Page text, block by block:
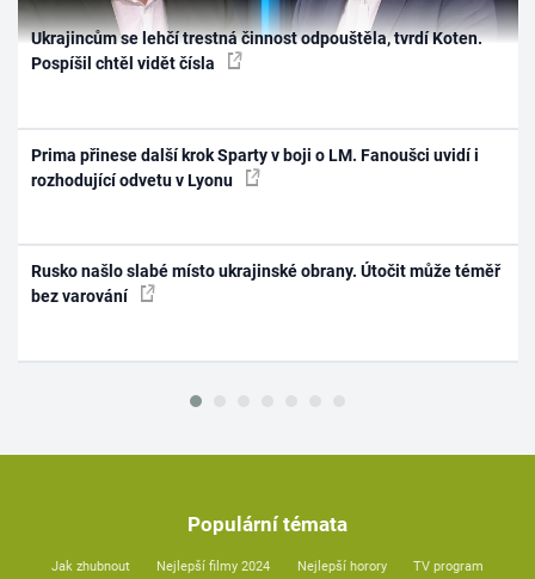
Ukrajincům se lehčí trestná činnost odpouštěla, tvrdí Koten.
Pospíšil chtěl vidět čísla
Prima přinese další krok Sparty v boji o LM. Fanoušci uvidí i
rozhodující odvetu v Lyonu
Rusko našlo slabé místo ukrajinské obrany. Útočit může téměř
bez varování
Populární témata
Jak zhubnout Nejlepší filmy 2024 Nejlepší horory TV program